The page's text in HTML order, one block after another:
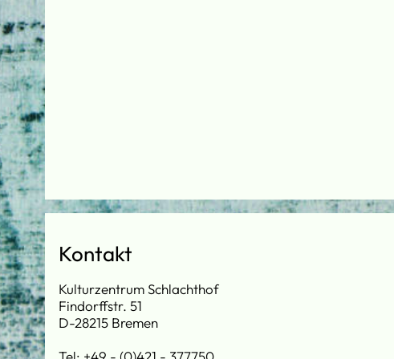
Kontakt
Kulturzentrum Schlachthof
Findorffstr. 51
D-28215 Bremen